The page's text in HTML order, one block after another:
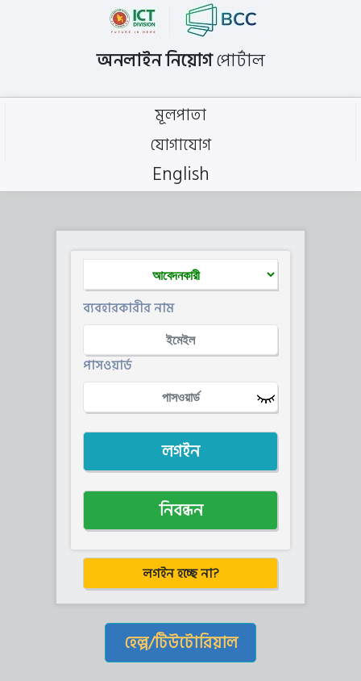
অনলাইন নিয়োগপোর্টাল
মূলপাতা
যোগাযোগ
English
ব্যবহারকারীর নাম
পাসওয়ার্ড
লগইন
নিবন্ধন
লগইন হচ্ছে না?
হেল্প/টিউটোরিয়াল